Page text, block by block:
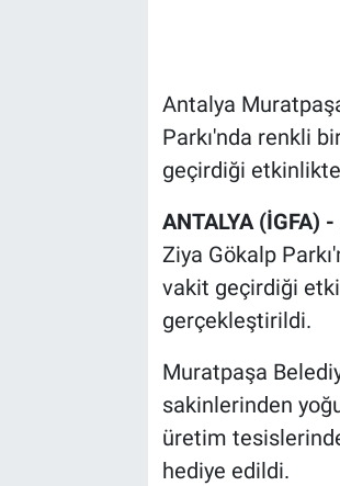
Antalya
Parkı'nda renkli
geçirdiği
ANTALYA (İGFA) -
Ziya Gökalp
vakit geçirdiği
gerçekleştirildi.
Muratpaşa
sakinlerinden
üretim
hediye edildi.